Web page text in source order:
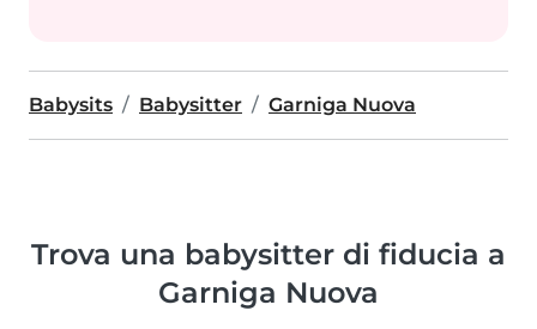
Babysits Babysitter Garniga Nuova
Trova una babysitter di fiducia a
Garniga Nuova